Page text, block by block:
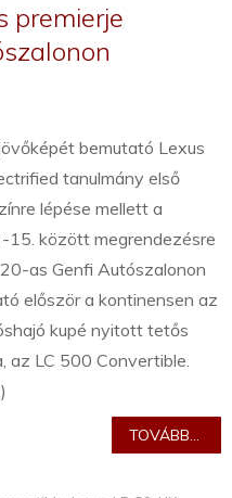
premierje
bemutató Lexus
tanulmány első
lépése mellett a
15. között megrendezésre
as Genfi Autószalonon
először a kontinensen az
kupé nyitott tetős
az LC 500 Convertible.
TOVÁBB...